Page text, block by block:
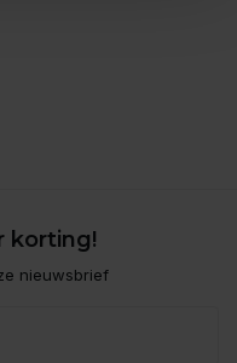
korting!
nieuwsbrief